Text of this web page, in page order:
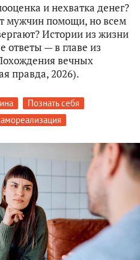
и нехватка денег?
мужчин помощи, но всем
Истории из жизни
ответы — в главе из
вечных
правда, 2026).
Познать себя